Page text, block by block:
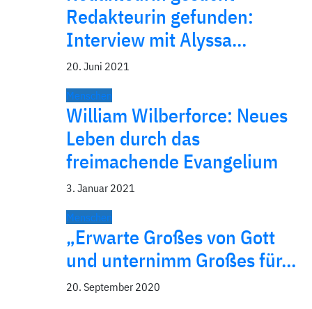
Redakteurin gefunden:
Interview mit Alyssa…
20. Juni 2021
Menschen
William Wilberforce: Neues
Leben durch das
freimachende Evangelium
3. Januar 2021
Menschen
„Erwarte Großes von Gott
und unternimm Großes für…
20. September 2020